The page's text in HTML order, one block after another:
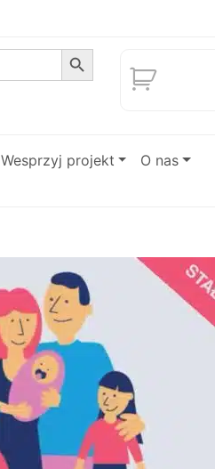
Search Button
Wesprzyj projekt O nas